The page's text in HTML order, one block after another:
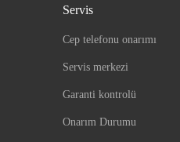
Servis
Cep telefonu onarımı
Servis merkezi
Garanti kontrolü
Onarım Durumu